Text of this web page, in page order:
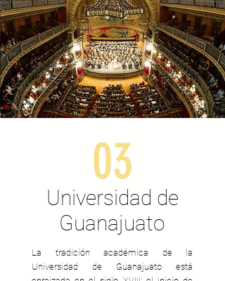
Universidad de
Guanajuato
03
La tradición académica de la
Universidad de Guanajuato está